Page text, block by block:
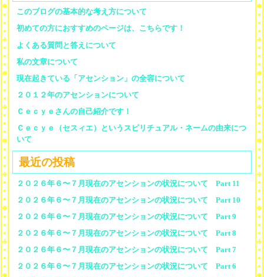
このブログの基本的な考え方について
初めての方におすすめのページは、こちらです！
よくある質問と答えについて
私の文章について
現在起きている「アセンション」の全容について
２０１２年のアセンションについて
Ｃｅｃｙｅさんの自己紹介です！
Ｃｅｃｙｅ（セスィエ）というスピリチュアル・ネームの由来につ
いて
最近の投稿
２０２６年６〜７月現在のアセンションの状況について Part 11
２０２６年６〜７月現在のアセンションの状況について Part 10
２０２６年６〜７月現在のアセンションの状況について Part 9
２０２６年６〜７月現在のアセンションの状況について Part 8
２０２６年６〜７月現在のアセンションの状況について Part 7
２０２６年６〜７月現在のアセンションの状況について Part 6